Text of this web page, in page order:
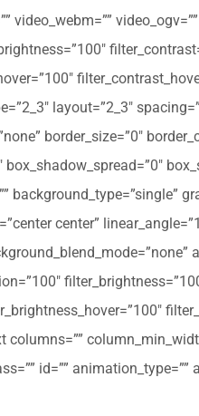
layout=”2_3″
border_size=”0″
center”
id=””